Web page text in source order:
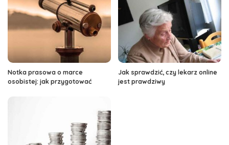
Notka prasowa o marce
osobistej: jak przygotować
Jak sprawdzić, czy lekarz online
jest prawdziwy